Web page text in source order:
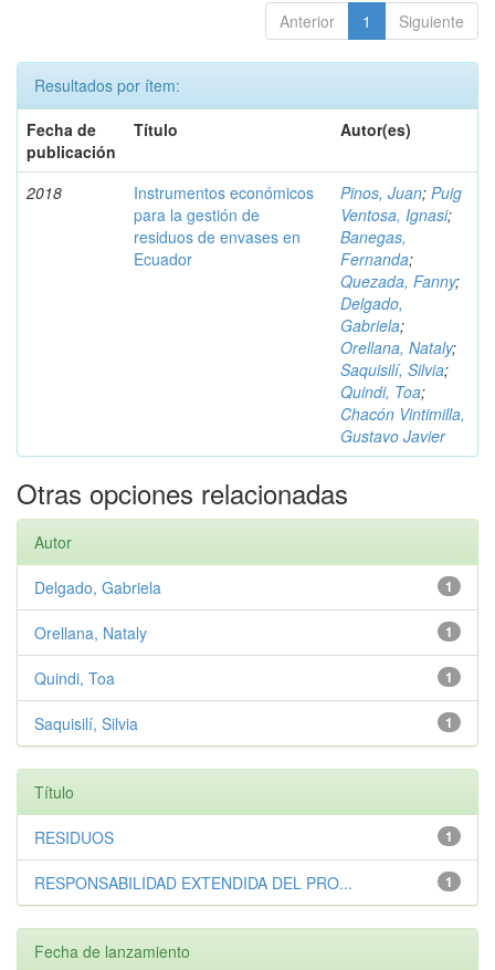
Anterior 1 Siguiente
Resultados por ítem:
Fecha de
publicación
Título Autor(es)
2018
Instrumentos económicos
para la gestión de
residuos de envases en
Ecuador
Pinos, Juan; Puig
Ventosa, Ignasi;
Banegas,
Fernanda;
Quezada, Fanny;
Delgado,
Gabriela;
Orellana, Nataly;
Saquisilí, Silvia;
Quindi, Toa;
Chacón Vintimilla,
Gustavo Javier
Otras opciones relacionadas
Autor
1
Delgado, Gabriela
1
Orellana, Nataly
1
Quindi, Toa
1
Saquisilí, Silvia
Título
1
RESIDUOS
1
RESPONSABILIDAD EXTENDIDA DEL PRO...
Fecha de lanzamiento